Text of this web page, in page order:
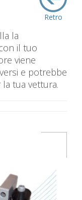
Retro
la
il tuo
viene
e potrebbe
tua vettura.